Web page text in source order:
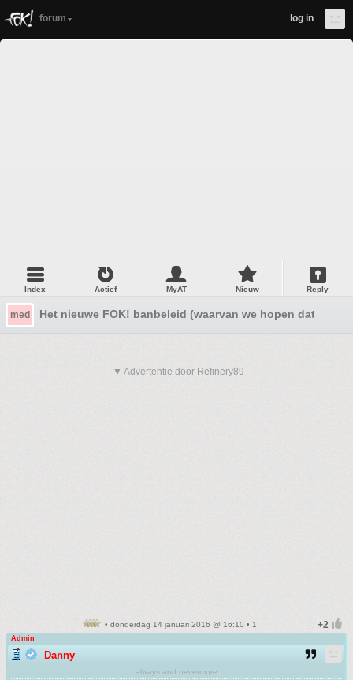
forum log in
Index Actief MyAT Nieuw Reply
med Het nieuwe FOK! banbeleid (waarvan we hopen dat hij
▼ Advertentie door Refinery89
• donderdag 14 januari 2016 @ 16:10 • 1
Admin
Danny
always and nevermore